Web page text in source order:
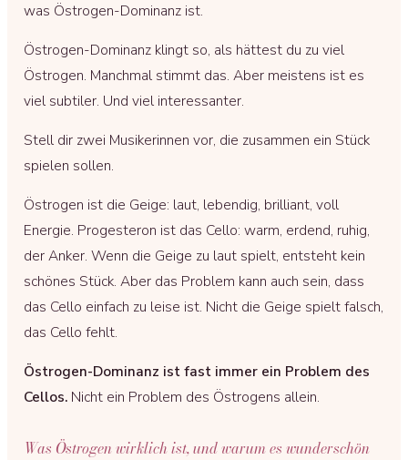
was Östrogen-Dominanz ist.
Östrogen-Dominanz klingt so, als hättest du zu viel
Östrogen. Manchmal stimmt das. Aber meistens ist es
viel subtiler. Und viel interessanter.
Stell dir zwei Musikerinnen vor, die zusammen ein Stück
spielen sollen.
Östrogen ist die Geige: laut, lebendig, brilliant, voll
Energie. Progesteron ist das Cello: warm, erdend, ruhig,
der Anker. Wenn die Geige zu laut spielt, entsteht kein
schönes Stück. Aber das Problem kann auch sein, dass
das Cello einfach zu leise ist. Nicht die Geige spielt falsch,
das Cello fehlt.
Östrogen-Dominanz ist fast immer ein Problem des
Cellos. Nicht ein Problem des Östrogens allein.
Was Östrogen wirklich ist, und warum es wunderschön